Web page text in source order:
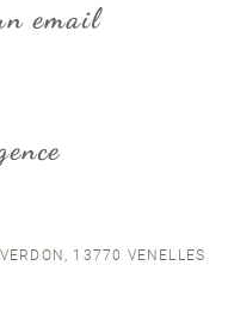
email
13770 VENELLES